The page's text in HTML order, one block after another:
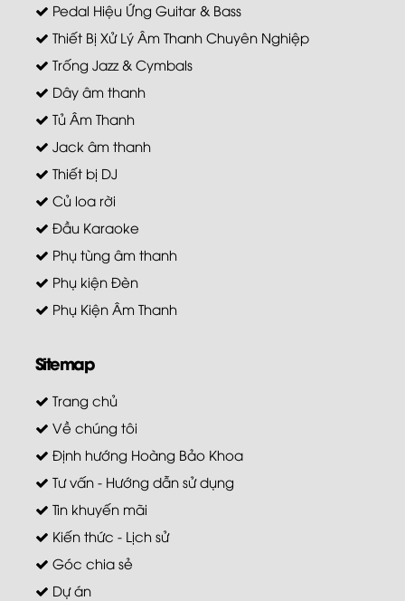
Pedal Hiệu Ứng Guitar & Bass
Thiết Bị Xử Lý Âm Thanh Chuyên Nghiệp
Trống Jazz & Cymbals
Dây âm thanh
Tủ Âm Thanh
Jack âm thanh
Thiết bị DJ
Củ loa rời
Đầu Karaoke
Phụ tùng âm thanh
Phụ kiện Đèn
Phụ Kiện Âm Thanh
Sitemap
Trang chủ
Về chúng tôi
Định hướng Hoàng Bảo Khoa
Tư vấn - Hướng dẫn sử dụng
Tin khuyến mãi
Kiến thức - Lịch sử
Góc chia sẻ
Dự án